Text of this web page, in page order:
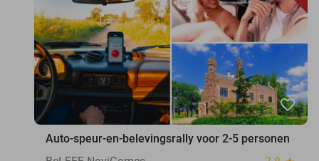
favorite_border
Auto-speur-en-belevingsrally voor 2-5 personen